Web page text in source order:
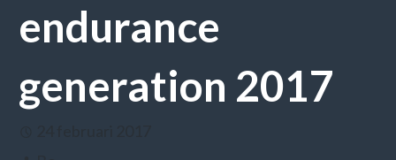
endurance
generation 2017